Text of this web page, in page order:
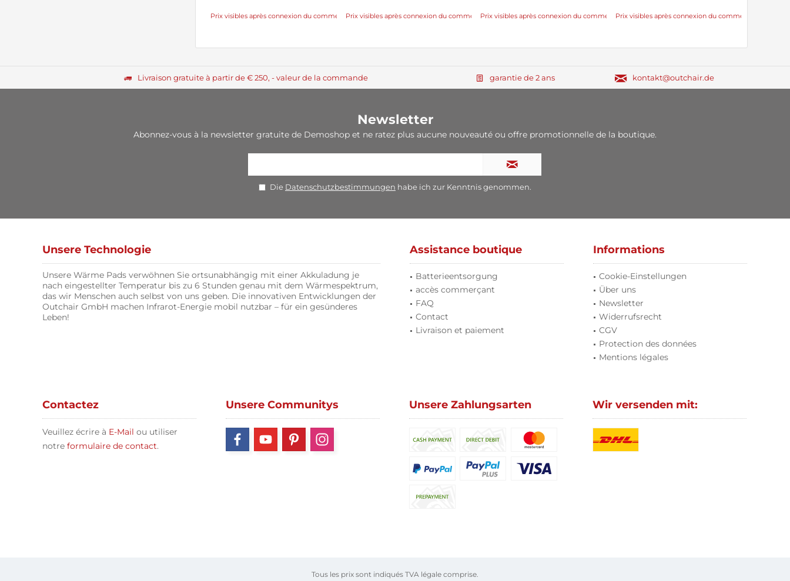
Prix visibles après connexion du commerçantPrix visibles après connexion du commerçantPrix visibles après connexion du commerçantPrix visibles après connexion du commerçant
Livraison gratuite à partir de € 250, - valeur de la commande garantie de 2 ans kontakt@outchair.de
Newsletter
Abonnez-vous à la newsletter gratuite de Demoshop et ne ratez plus aucune nouveauté ou offre promotionnelle de la boutique.
Die Datenschutzbestimmungen habe ich zur Kenntnis genommen.
Unsere Technologie
Unsere Wärme Pads verwöhnen Sie ortsunabhängig mit einer Akkuladung je
nach eingestellter Temperatur bis zu 6 Stunden genau mit dem Wärmespektrum,
das wir Menschen auch selbst von uns geben. Die innovativen Entwicklungen der
Outchair GmbH machen Infrarot-Energie mobil nutzbar – für ein gesünderes
Leben!
Assistance boutique
Batterieentsorgung
accès commerçant
FAQ
Contact
Livraison et paiement
Informations
Cookie-Einstellungen
Über uns
Newsletter
Widerrufsrecht
CGV
Protection des données
Mentions légales
Contactez
Veuillez écrire à E-Mail ou utiliser
notre formulaire de contact.
Unsere Communitys Unsere Zahlungsarten Wir versenden mit:
Tous les prix sont indiqués TVA légale comprise.